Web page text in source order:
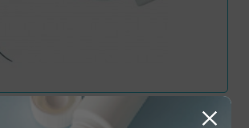
Filapeau 4/0 20mm- 90cm